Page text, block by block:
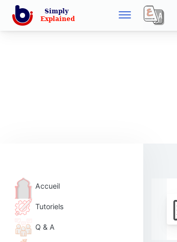
Accueil
Tutoriels
Q & A